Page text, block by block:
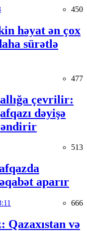
450
həyat ən çox
sürətlə
477
çevrilir:
dəyişə
513
aparır
666
Qazaxıstan və